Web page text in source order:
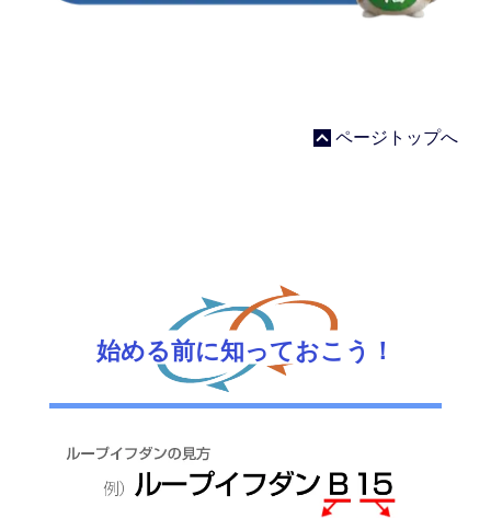
ページトップへ
始める前に知っておこう！